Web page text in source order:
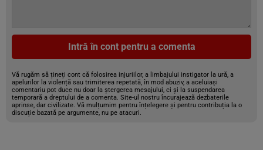
Intră în cont pentru a comenta
Vă rugăm să țineți cont că folosirea injuriilor, a limbajului instigator la ură, a
apelurilor la violență sau trimiterea repetată, în mod abuziv, a aceluiași
comentariu pot duce nu doar la ștergerea mesajului, ci și la suspendarea
temporară a dreptului de a comenta. Site-ul nostru încurajează dezbaterile
aprinse, dar civilizate. Vă mulțumim pentru înțelegere și pentru contribuția la o
discuție bazată pe argumente, nu pe atacuri.